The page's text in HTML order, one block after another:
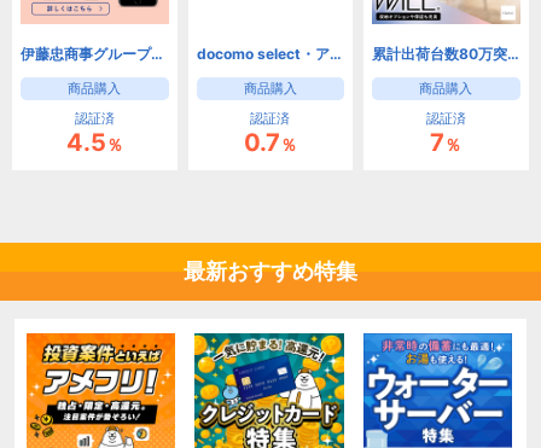
伊藤忠商事グループの中古スマホ（iPhone / Android）ECサイト「にこスマ」
商品購入
認証済
4.5％
docomo select・アクセサリー（ドコモオンラインショップ）
商品購入
認証済
0.7％
累計出荷台数80万突破。テレビスタンドならWALL【EQUALS】
商品購入
認証済
7％
最新おすすめ特集